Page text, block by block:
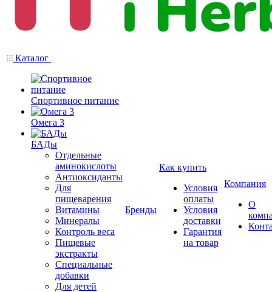
Каталог
Спортивное питание
Омега 3
БАДы
Отдельные
аминокислоты
Антиоксиданты
Для
пищеварения
Витамины
Минералы
Контроль веса
Пищевые
экстракты
Специальные
добавки
Для детей
Бренды
Как купить
Условия
оплаты
Условия
доставки
Гарантия
на товар
Компания
О